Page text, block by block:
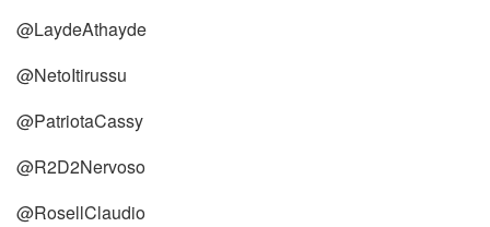
@LaydeAthayde
@NetoItirussu
@PatriotaCassy
@R2D2Nervoso
@RosellClaudio